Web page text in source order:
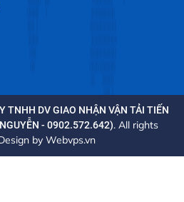
TNHH DV GIAO NHẬN VẬN TẢI TIẾN
- 0902.572.642). All rights
by Webvps.vn